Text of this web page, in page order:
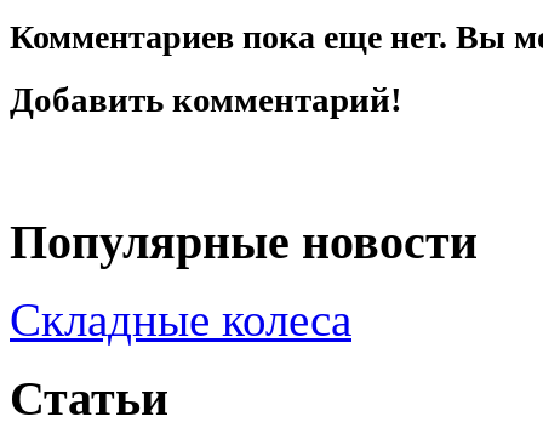
Комментариев пока еще нет. Вы
Добавить комментарий!
Популярные новости
Складные колеса
Статьи